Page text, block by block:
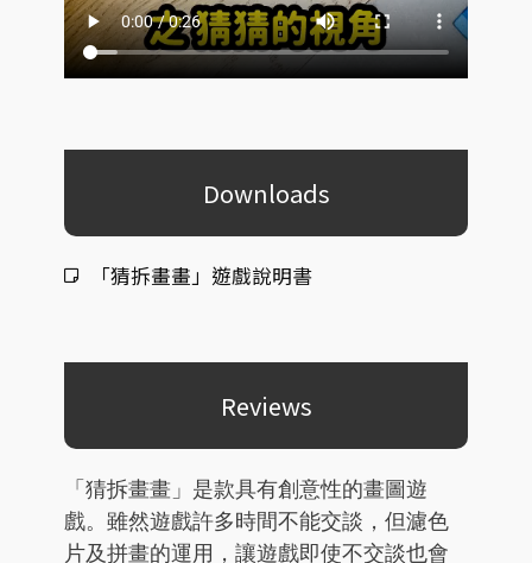
Downloads
「猜拆畫畫」遊戲說明書
Reviews
「猜拆畫畫」是款具有創意性的畫圖遊
戲。雖然遊戲許多時間不能交談，但濾色
片及拼畫的運用，讓遊戲即使不交談也會